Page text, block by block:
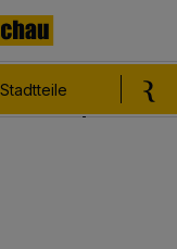
Stadtteile